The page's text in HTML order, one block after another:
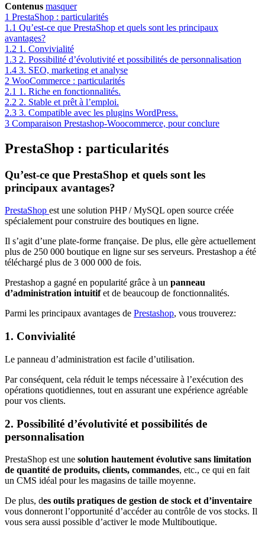
Contenus masquer
1 PrestaShop : particularités
1.1 Qu’est-ce que PrestaShop et quels sont les principaux
avantages?
1.2 1. Convivialité
1.3 2. Possibilité d’évolutivité et possibilités de personnalisation
1.4 3. SEO, marketing et analyse
2 WooCommerce : particularités
2.1 1. Riche en fonctionnalités.
2.2 2. Stable et prêt à l’emploi.
2.3 3. Compatible avec les plugins WordPress.
3 Comparaison Prestashop-Woocommerce, pour conclure
PrestaShop : particularités
Qu’est-ce que PrestaShop et quels sont les
principaux avantages?
PrestaShop est une solution PHP / MySQL open source créée
spécialement pour construire des boutiques en ligne.
Il s’agit d’une plate-forme française. De plus, elle gère actuellement
plus de 250 000 boutique en ligne sur ses serveurs. Prestashop a été
téléchargé plus de 3 000 000 de fois.
Prestashop a gagné en popularité grâce à un panneau
d’administration intuitifet de beaucoup de fonctionnalités.
Parmi les principaux avantages de Prestashop, vous trouverez:
1. Convivialité
Le panneau d’administration est facile d’utilisation.
Par conséquent, cela réduit le temps nécessaire à l’exécution des
opérations quotidiennes, tout en assurant une expérience agréable
pour vos clients.
2. Possibilité d’évolutivité et possibilités de
personnalisation
PrestaShop est une solution hautement évolutive sans limitation
de quantité de produits, clients, commandes, etc., ce qui en fait
un CMS idéal pour les magasins de taille moyenne.
De plus, des outils pratiques de gestion de stock et d’inventaire
vous donneront l’opportunité d’accéder au contrôle de vos stocks. Il
vous sera aussi possible d’activer le mode Multiboutique.